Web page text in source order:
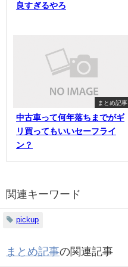
良すぎるやろ
まとめ記事
中古車って何年落ちまでがギ
リ買ってもいいセーフライ
ン？
関連キーワード
pickup
まとめ記事の関連記事